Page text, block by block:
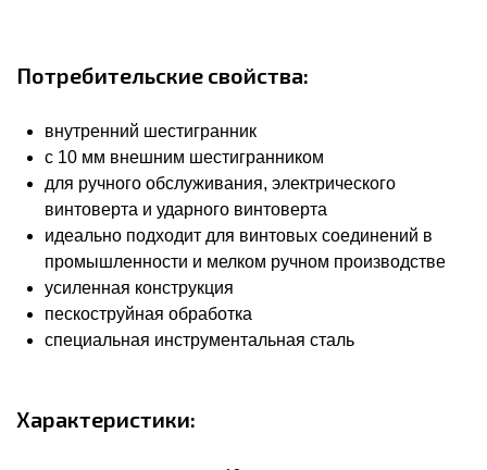
Потребительские свойства:
внутренний шестигранник
с 10 мм внешним шестигранником
для ручного обслуживания, электрического
винтоверта и ударного винтоверта
идеально подходит для винтовых соединений в
промышленности и мелком ручном производстве
усиленная конструкция
пескоструйная обработка
специальная инструментальная сталь
Характеристики: